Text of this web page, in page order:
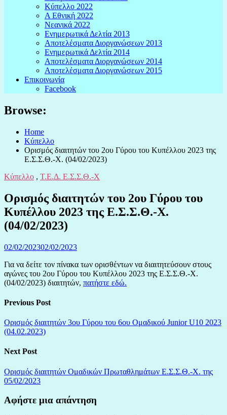
Κύπελλο 2022
Α Εθνική 2022
Νεανικά 2022
Ενημερωτικά Δελτία 2013
Αποτελέσματα Διοργανώσεων 2013
Ενημερωτικά Δελτία 2014
Αποτελέσματα Διοργανώσεων 2014
Αποτελέσματα Διοργανώσεων 2015
Επικοινωνία
Facebook
Browse:
Home
Κύπελλο
Ορισμός διαιτητών του 2ου Γύρου του Κυπέλλου 2023 της
Ε.Σ.Σ.Θ.-Χ. (04/02/2023)
Κύπελλο , Τ.Ε.Δ. Ε.Σ.Σ.Θ.-Χ
Ορισμός διαιτητών του 2ου Γύρου του
Κυπέλλου 2023 της Ε.Σ.Σ.Θ.-Χ.
(04/02/2023)
02/02/202302/02/2023
Για να δείτε τον πίνακα των ορισθέντων να διαιτητεύσουν στους
αγώνες του 2ου Γύρου του Κυπέλλου 2023 της Ε.Σ.Σ.Θ.-Χ.
(04/02/2023) διαιτητών, πατήστε εδώ.
Previous Post
Ορισμός διαιτητών 3ου Γύρου του 6ου Ομαδικού Junior U10 2023
(04.02.2023)
Next Post
Ορισμός διαιτητών Ομαδικών Πρωταθλημάτων Ε.Σ.Σ.Θ.-Χ. της
05/02/2023
Αφήστε μια απάντηση